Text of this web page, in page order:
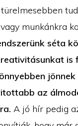
munkánkra
séta
is
az
A jó hír pedig